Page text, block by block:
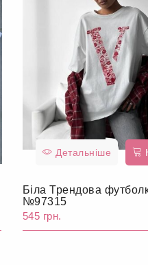
Детальніше
Біла Трендова
№97315
545 грн.